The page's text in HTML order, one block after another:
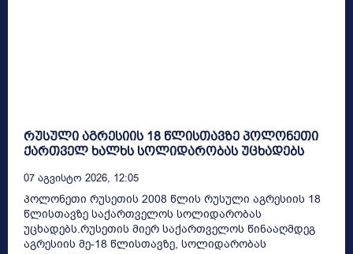
რუსული აგრესიის 18 წლისთავზე პოლონეთი
ქართველ ხალხს სოლიდარობას უცხადებს
07 Აგვისტო 2026, 12:05
პოლონეთი რუსეთის 2008 წლის რუსული აგრესიის 18
წლისთავზე საქართველოს სოლიდარობას
უცხადებს.რუსეთის მიერ საქართველოს წინააღმდეგ
აგრესიის მე-18 წლისთავზე, სოლიდარობას